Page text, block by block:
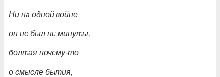
Ни на одной войне
он не был ни минуты,
болтая почему-то
о смысле бытия,